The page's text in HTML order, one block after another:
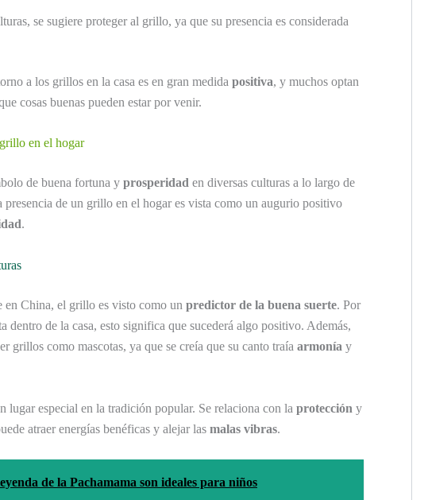
se sugiere proteger al grillo, ya que su presencia es considerada
a los grillos en la casa es en gran medida positiva, y muchos optan
cosas buenas pueden estar por venir.
en el hogar
de buena fortuna y prosperidad en diversas culturas a lo largo de
de un grillo en el hogar es vista como un augurio positivo
.
en China, el grillo es visto como un predictor de la buena suerte. Por
dentro de la casa, esto significa que sucederá algo positivo. Además,
grillos como mascotas, ya que se creía que su canto traía armonía y
lugar especial en la tradición popular. Se relaciona con la protección y
atraer energías benéficas y alejar las malas vibras.
de la Pachamama son ideales para niños